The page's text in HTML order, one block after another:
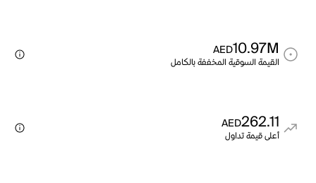
10.97M
AED
القيمة السوقية المخففة بالكامل
262.11
AED
أعلى قيمة تداول